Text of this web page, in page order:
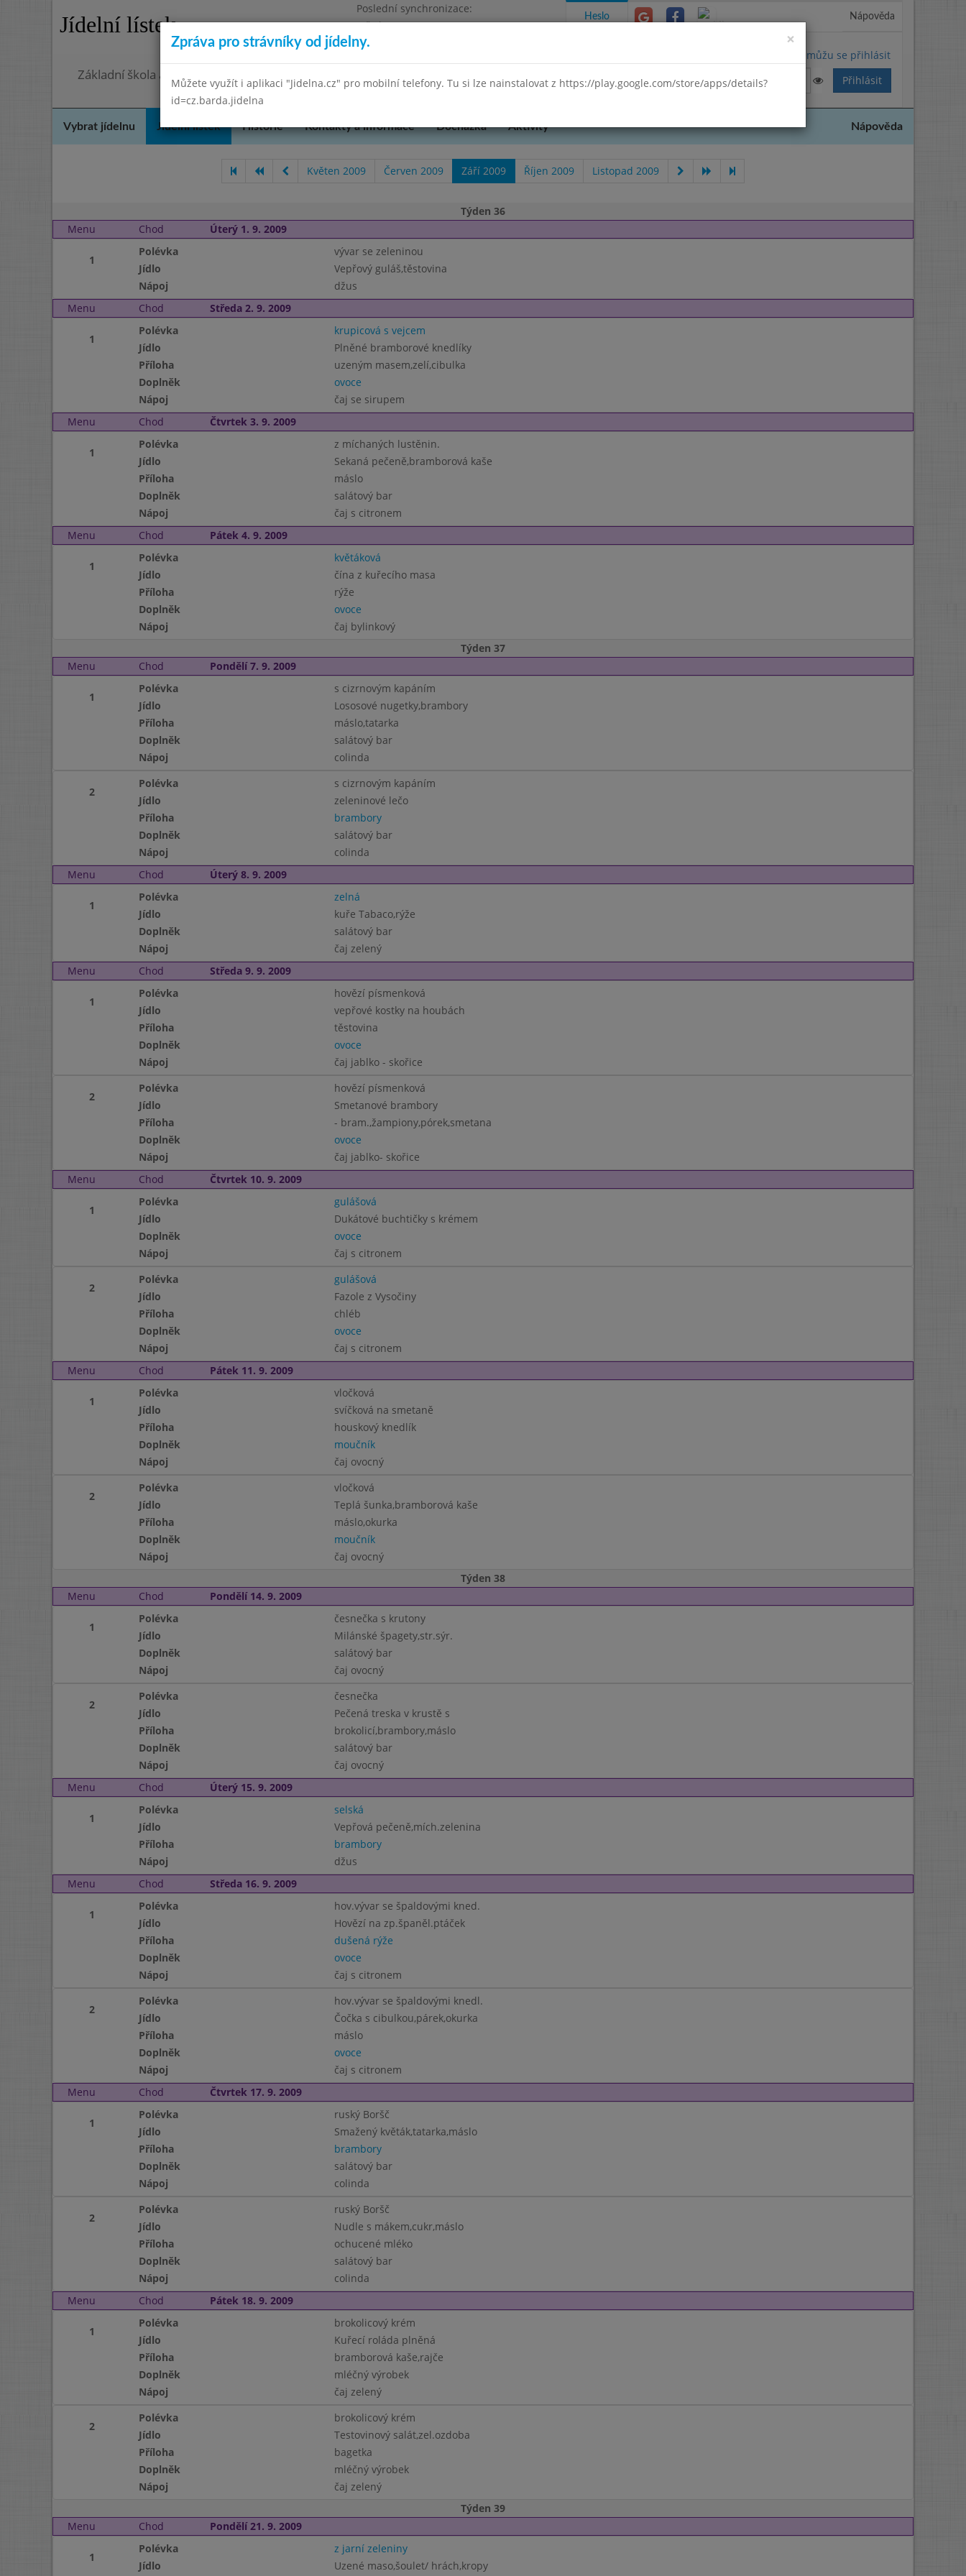
Jídelní lístek
Poslední synchronizace:
Středa 29.7.2026 9:58
Omezení objednávek
Základní škola a mateřská škola Chmelnice, Praha 3, K Lučinám 18/2500
Heslo Nápověda
Nemůžu se přihlásit
Vybrat jídelnu Jídelní lístek Historie Kontakty a informace Docházka Aktivity Nápověda
Květen 2009 Červen 2009 Září 2009 Říjen 2009 Listopad 2009
Týden 36
Menu
Chod Úterý 1. 9. 2009
1
Polévka
vývar se zeleninou
Jídlo
Vepřový guláš,těstovina
Nápoj
džus
Menu
Chod Středa 2. 9. 2009
1
Polévka
krupicová s vejcem
Jídlo
Plněné bramborové knedlíky
Příloha
uzeným masem,zelí,cibulka
Doplněk
ovoce
Nápoj
čaj se sirupem
Menu
Chod Čtvrtek 3. 9. 2009
1
Polévka
z míchaných lustěnin.
Jídlo
Sekaná pečeně,bramborová kaše
Příloha
máslo
Doplněk
salátový bar
Nápoj
čaj s citronem
Menu
Chod Pátek 4. 9. 2009
1
Polévka
květáková
Jídlo
čína z kuřecího masa
Příloha
rýže
Doplněk
ovoce
Nápoj
čaj bylinkový
Týden 37
Menu
Chod Pondělí 7. 9. 2009
1
Polévka
s cizrnovým kapáním
Jídlo
Lososové nugetky,brambory
Příloha
máslo,tatarka
Doplněk
salátový bar
Nápoj
colinda
2
Polévka
s cizrnovým kapáním
Jídlo
zeleninové lečo
Příloha
brambory
Doplněk
salátový bar
Nápoj
colinda
Menu
Chod Úterý 8. 9. 2009
1
Polévka
zelná
Jídlo
kuře Tabaco,rýže
Doplněk
salátový bar
Nápoj
čaj zelený
Menu
Chod Středa 9. 9. 2009
1
Polévka
hovězí písmenková
Jídlo
vepřové kostky na houbách
Příloha
těstovina
Doplněk
ovoce
Nápoj
čaj jablko - skořice
2
Polévka
hovězí písmenková
Jídlo
Smetanové brambory
Příloha
- bram.,žampiony,pórek,smetana
Doplněk
ovoce
Nápoj
čaj jablko- skořice
Menu
Chod Čtvrtek 10. 9. 2009
1
Polévka
gulášová
Jídlo
Dukátové buchtičky s krémem
Doplněk
ovoce
Nápoj
čaj s citronem
2
Polévka
gulášová
Jídlo
Fazole z Vysočiny
Příloha
chléb
Doplněk
ovoce
Nápoj
čaj s citronem
Menu
Chod Pátek 11. 9. 2009
1
Polévka
vločková
Jídlo
svíčková na smetaně
Příloha
houskový knedlík
Doplněk
moučník
Nápoj
čaj ovocný
2
Polévka
vločková
Jídlo
Teplá šunka,bramborová kaše
Příloha
máslo,okurka
Doplněk
moučník
Nápoj
čaj ovocný
Týden 38
Menu
Chod Pondělí 14. 9. 2009
1
Polévka
česnečka s krutony
Jídlo
Milánské špagety,str.sýr.
Doplněk
salátový bar
Nápoj
čaj ovocný
2
Polévka
česnečka
Jídlo
Pečená treska v krustě s
Příloha
brokolicí,brambory,máslo
Doplněk
salátový bar
Nápoj
čaj ovocný
Menu
Chod Úterý 15. 9. 2009
1
Polévka
selská
Jídlo
Vepřová pečeně,mích.zelenina
Příloha
brambory
Nápoj
džus
Menu
Chod Středa 16. 9. 2009
1
Polévka
hov.vývar se špaldovými kned.
Jídlo
Hovězí na zp.španěl.ptáček
Příloha
dušená rýže
Doplněk
ovoce
Nápoj
čaj s citronem
2
Polévka
hov.vývar se špaldovými knedl.
Jídlo
Čočka s cibulkou,párek,okurka
Příloha
máslo
Doplněk
ovoce
Nápoj
čaj s citronem
Menu
Chod Čtvrtek 17. 9. 2009
1
Polévka
ruský Boršč
Jídlo
Smažený květák,tatarka,máslo
Příloha
brambory
Doplněk
salátový bar
Nápoj
colinda
2
Polévka
ruský Boršč
Jídlo
Nudle s mákem,cukr,máslo
Příloha
ochucené mléko
Doplněk
salátový bar
Nápoj
colinda
Menu
Chod Pátek 18. 9. 2009
1
Polévka
brokolicový krém
Jídlo
Kuřecí roláda plněná
Příloha
bramborová kaše,rajče
Doplněk
mléčný výrobek
Nápoj
čaj zelený
2
Polévka
brokolicový krém
Jídlo
Testovinový salát,zel.ozdoba
Příloha
bagetka
Doplněk
mléčný výrobek
Nápoj
čaj zelený
Týden 39
Menu
Chod Pondělí 21. 9. 2009
1
Polévka
z jarní zeleniny
Jídlo
Uzené maso,šoulet/ hrách,kropy
×
Zpráva pro strávníky od jídelny.
Můžete využít i aplikaci "Jidelna.cz" pro mobilní telefony. Tu si lze nainstalovat z https://play.google.com/store/apps/details?
id=cz.barda.jidelna